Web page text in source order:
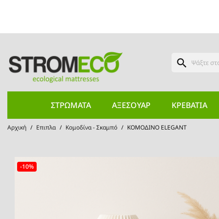
search
ΣΤΡΏΜΑΤΑ ΑΞΕΣΟΥΆΡ ΚΡΕΒΆΤΙΑ
Αρχική Επιπλα Κομοδίνα - Σκαμπό ΚΟΜΟΔΙΝΟ ELEGANT
-10%